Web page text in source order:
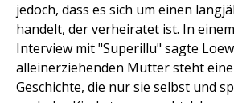
jedoch, dass es sich um einen
handelt, der verheiratet ist. In
Interview mit "Superillu" sagte
alleinerziehenden Mutter steht
Geschichte, die nur sie selbst und